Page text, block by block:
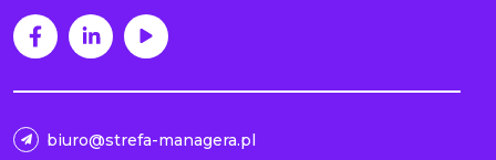
biuro@strefa-managera.pl